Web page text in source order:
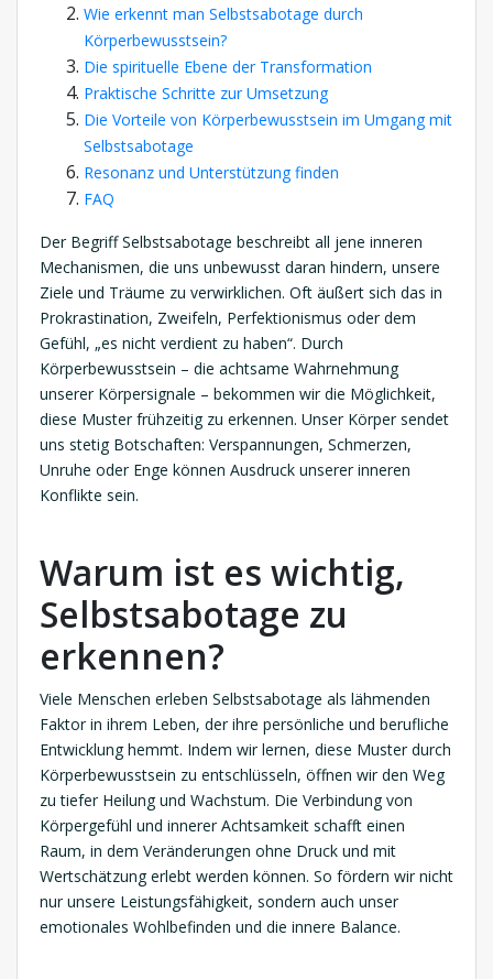
Wie erkennt man Selbstsabotage durch
Körperbewusstsein?
Die spirituelle Ebene der Transformation
Praktische Schritte zur Umsetzung
Die Vorteile von Körperbewusstsein im Umgang mit
Selbstsabotage
Resonanz und Unterstützung finden
FAQ
Der Begriff Selbstsabotage beschreibt all jene inneren
Mechanismen, die uns unbewusst daran hindern, unsere
Ziele und Träume zu verwirklichen. Oft äußert sich das in
Prokrastination, Zweifeln, Perfektionismus oder dem
Gefühl, „es nicht verdient zu haben“. Durch
Körperbewusstsein – die achtsame Wahrnehmung
unserer Körpersignale – bekommen wir die Möglichkeit,
diese Muster frühzeitig zu erkennen. Unser Körper sendet
uns stetig Botschaften: Verspannungen, Schmerzen,
Unruhe oder Enge können Ausdruck unserer inneren
Konflikte sein.
Warum ist es wichtig,
Selbstsabotage zu
erkennen?
Viele Menschen erleben Selbstsabotage als lähmenden
Faktor in ihrem Leben, der ihre persönliche und berufliche
Entwicklung hemmt. Indem wir lernen, diese Muster durch
Körperbewusstsein zu entschlüsseln, öffnen wir den Weg
zu tiefer Heilung und Wachstum. Die Verbindung von
Körpergefühl und innerer Achtsamkeit schafft einen
Raum, in dem Veränderungen ohne Druck und mit
Wertschätzung erlebt werden können. So fördern wir nicht
nur unsere Leistungsfähigkeit, sondern auch unser
emotionales Wohlbefinden und die innere Balance.